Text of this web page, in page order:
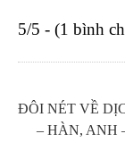
5/5 - (1 bình
ĐÔI NÉT VỀ
– HÀN, ANH